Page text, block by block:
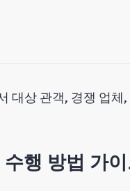
대상 관객, 경쟁 업
행 방법 가